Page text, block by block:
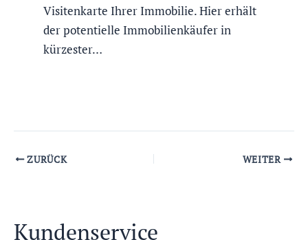
Visitenkarte Ihrer Immobilie. Hier erhält
der potentielle Immobilienkäufer in
kürzester…
ZURÜCK WEITER
Kundenservice